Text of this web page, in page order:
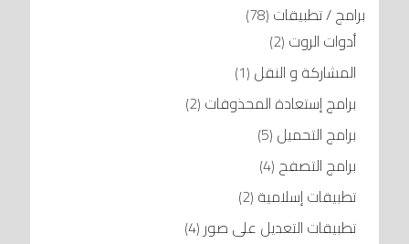
برامج / تطبيقات (78)
أدوات الروت (2)
المشاركة و النقل (1)
برامج إستعادة المحذوفات (2)
برامج التحميل (5)
برامج التصفح (4)
تطبيقات إسلامية (2)
تطبيقات التعديل على صور (4)